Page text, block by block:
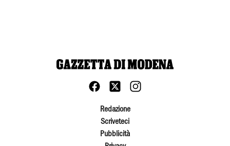
Redazione
Scriveteci
Pubblicità